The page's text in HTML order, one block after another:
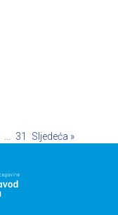
31 Sljedeća »